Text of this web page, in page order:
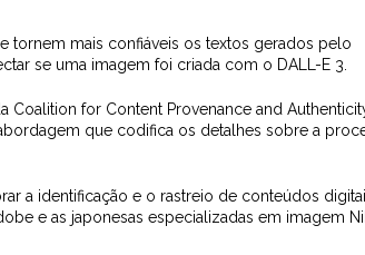
tornem mais confiáveis os textos gerados pelo
se uma imagem foi criada com o DALL-E 3.
Coalition for Content Provenance and
que codifica os detalhes sobre a
a identificação e o rastreio de conteúdos
e as japonesas especializadas em imagem